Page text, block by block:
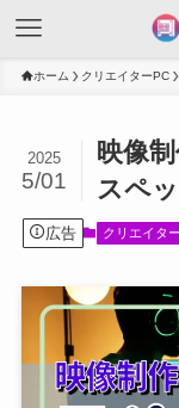
ホーム クリエイターPC
映像
スペ
2025
5/01
広告 クリエイタ